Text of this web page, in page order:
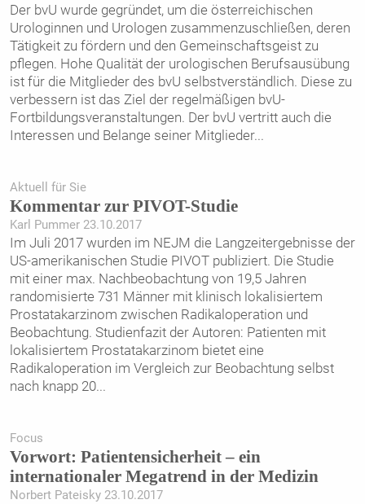
Der bvU wurde gegründet, um die österreichischen
Urologinnen und Urologen zusammenzuschließen, deren
Tätigkeit zu fördern und den Gemeinschaftsgeist zu
pflegen. Hohe Qualität der urologischen Berufsausübung
ist für die Mitglieder des bvU selbstverständlich. Diese zu
verbessern ist das Ziel der regelmäßigen bvU-
Fortbildungsveranstaltungen. Der bvU vertritt auch die
Interessen und Belange seiner Mitglieder...
Aktuell für Sie
Kommentar zur PIVOT-Studie
Karl Pummer 23.10.2017
Im Juli 2017 wurden im NEJM die Langzeitergebnisse der
US-amerikanischen Studie PIVOT publiziert. Die Studie
mit einer max. Nachbeobachtung von 19,5 Jahren
randomisierte 731 Männer mit klinisch lokalisiertem
Prostatakarzinom zwischen Radikaloperation und
Beobachtung. Studienfazit der Autoren: Patienten mit
lokalisiertem Prostatakarzinom bietet eine
Radikaloperation im Vergleich zur Beobachtung selbst
nach knapp 20...
Focus
Vorwort: Patientensicherheit – ein
internationaler Megatrend in der Medizin
Norbert Pateisky 23.10.2017